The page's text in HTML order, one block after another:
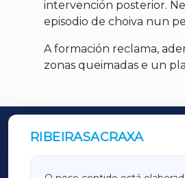
intervención posterior.
episodio de choiva nun
A formación reclama,
zonas queimadas e un
RIBEIRASACRAXA
OUTROS PERIÓDICOS